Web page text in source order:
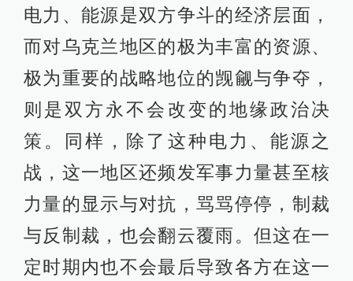
电力、能源是双方争斗的经济层面，
而对乌克兰地区的极为丰富的资源、
极为重要的战略地位的觊觎与争夺，
则是双方永不会改变的地缘政治决
策。同样，除了这种电力、能源之
战，这一地区还频发军事力量甚至核
力量的显示与对抗，骂骂停停，制裁
与反制裁，也会翻云覆雨。但这在一
定时期内也不会最后导致各方在这一